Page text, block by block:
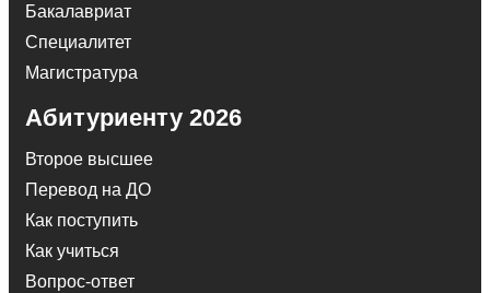
Бакалавриат
Специалитет
Магистратура
Абитуриенту 2026
Второе высшее
Перевод на ДО
Как поступить
Как учиться
Вопрос-ответ